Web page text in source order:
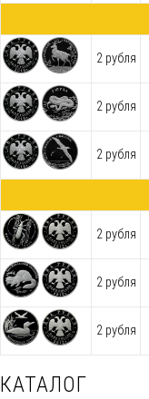
2 рубля
2 рубля
2 рубля
2 рубля
2 рубля
2 рубля
КАТАЛОГ